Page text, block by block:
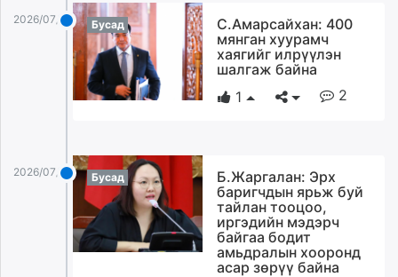
2026/07/24 Бусад
С.Амарсайхан: 400
мянган хуурамч
хаягийг илрүүлэн
шалгаж байна
1
2
2026/07/24 Бусад
Б.Жаргалан: Эрх
баригчдын ярьж буй
тайлан тооцоо,
иргэдийн мэдэрч
байгаа бодит
амьдралын хооронд
асар зөрүү байна